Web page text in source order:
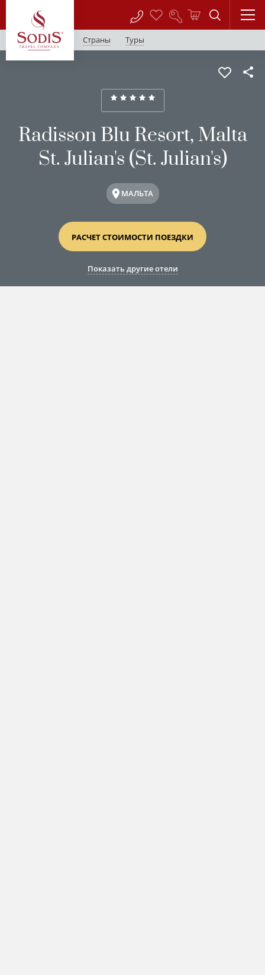
Страны Туры
Radisson Blu Resort, Malta
St. Julian's (St. Julian's)
МАЛЬТА
РАСЧЕТ СТОИМОСТИ ПОЕЗДКИ
Показать другие отели